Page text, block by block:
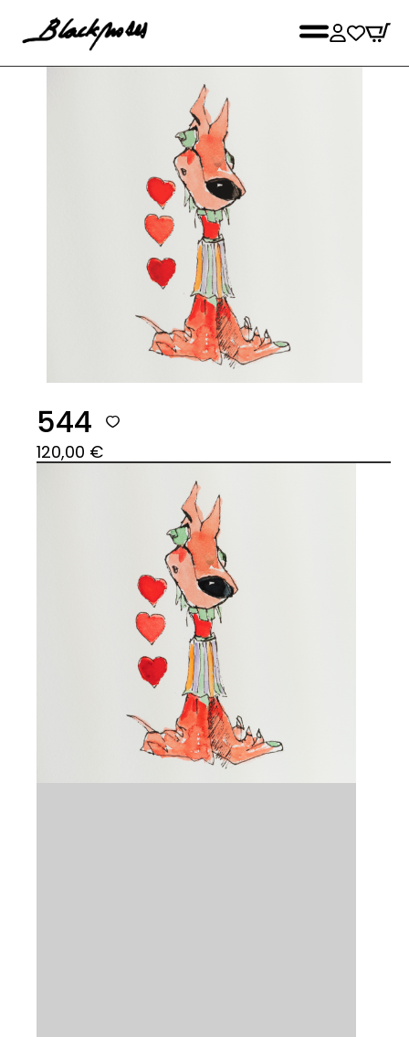
544
120,00 €